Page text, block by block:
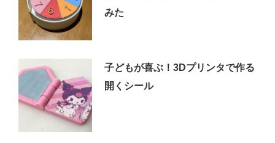
みた
子どもが喜ぶ！3Dプリンタで作る
開くシール